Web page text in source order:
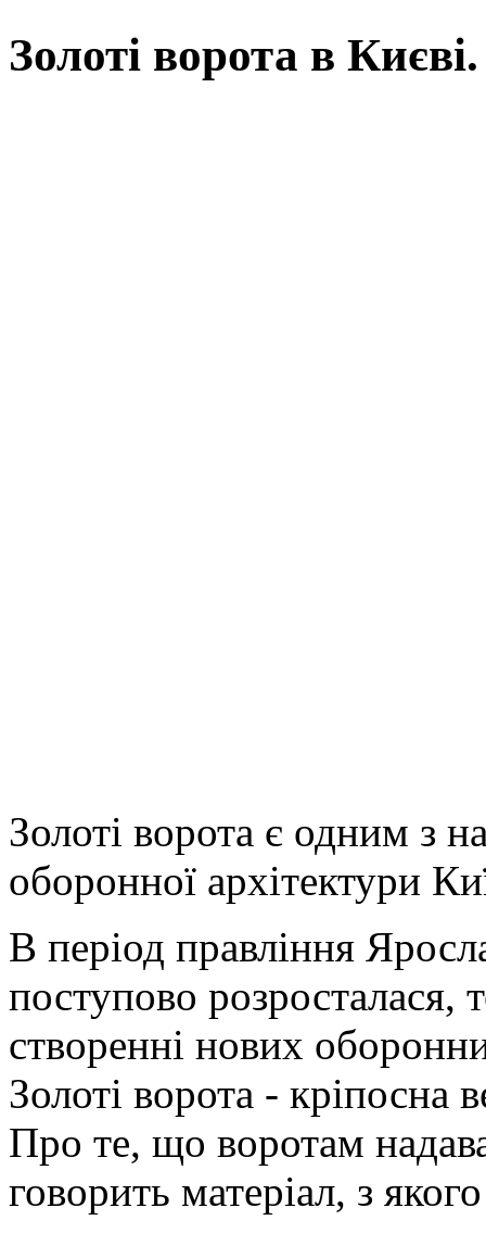
Золоті ворота в
Золоті ворота є одним з
оборонної архітектури
В період правління
поступово розросталася,
створенні нових
Золоті ворота -
Про те, що воротам
говорить матеріал, з